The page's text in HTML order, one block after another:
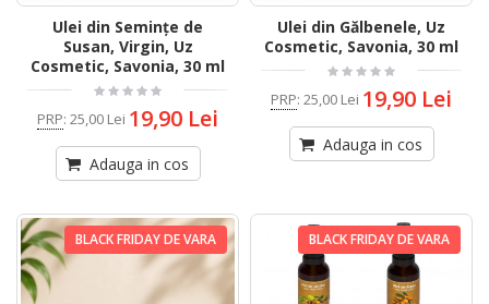
Ulei din Semințe de
Susan, Virgin, Uz
Cosmetic, Savonia, 30 ml
PRP: 25,00 Lei 19,90 Lei
Adauga in cos
Ulei din Gălbenele, Uz
Cosmetic, Savonia, 30 ml
PRP: 25,00 Lei 19,90 Lei
Adauga in cos
BLACK FRIDAY DE VARA BLACK FRIDAY DE VARA